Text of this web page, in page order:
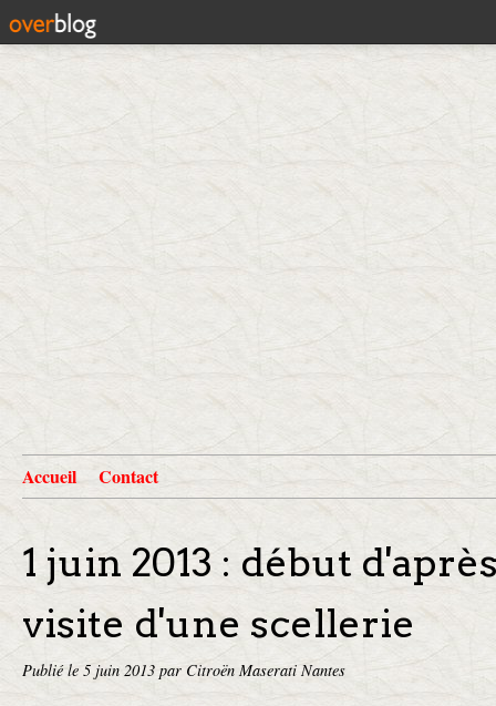
Accueil Contact
1 juin 2013 : début
visite d'une scellerie
Publié le 5 juin 2013 par Citroën Maserati Nantes